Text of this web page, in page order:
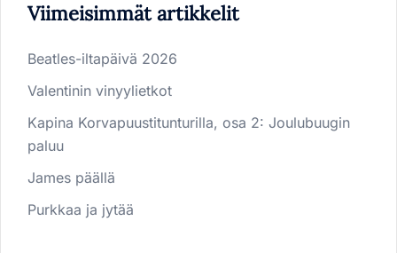
Viimeisimmät artikkelit
Beatles-iltapäivä 2026
Valentinin vinyylietkot
Kapina Korvapuustitunturilla, osa 2: Joulubuugin
paluu
James päällä
Purkkaa ja jytää